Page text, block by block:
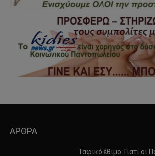
ΑΡΘΡΑ
Ταφικό έθιμο: Γιατί οι